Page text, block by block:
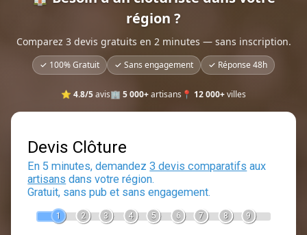
région ?
Comparez 3 devis gratuits en 2 minutes — sans inscription.
✓ 100% Gratuit ✓ Sans engagement ✓ Réponse 48h
⭐ 4.8/5avis🏢 5 000+artisans 📍 12 000+villes
Devis Clôture
En 5 minutes, demandez3 devis comparatifs